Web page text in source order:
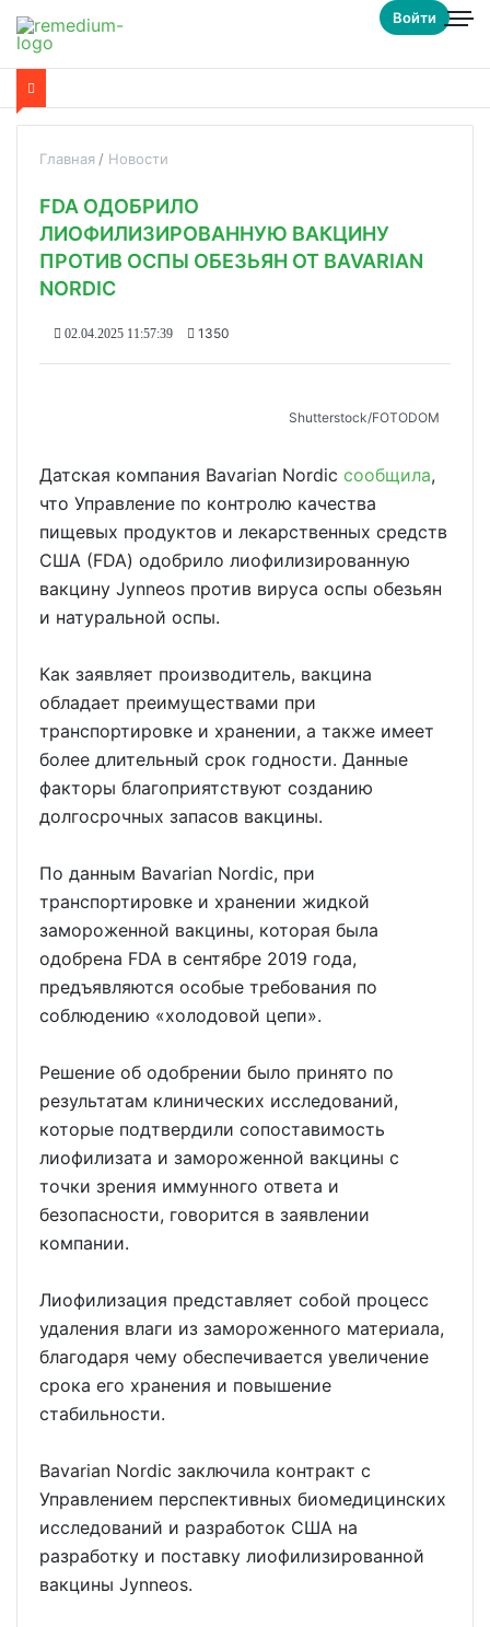
Войти
Главная Новости
FDA ОДОБРИЛО
ЛИОФИЛИЗИРОВАННУЮ ВАКЦИНУ
ПРОТИВ ОСПЫ ОБЕЗЬЯН ОТ BAVARIAN
NORDIC
02.04.2025 11:57:39 1350
Shutterstoсk/FOTODOM
Датская компания Bavarian Nordic сообщила,
что Управление по контролю качества
пищевых продуктов и лекарственных средств
США (FDA) одобрило лиофилизированную
вакцину Jynneos против вируса оспы обезьян
и натуральной оспы.
Как заявляет производитель, вакцина
обладает преимуществами при
транспортировке и хранении, а также имеет
более длительный срок годности. Данные
факторы благоприятствуют созданию
долгосрочных запасов вакцины.
По данным Bavarian Nordic, при
транспортировке и хранении жидкой
замороженной вакцины, которая была
одобрена FDA в сентябре 2019 года,
предъявляются особые требования по
соблюдению «холодовой цепи».
Решение об одобрении было принято по
результатам клинических исследований,
которые подтвердили сопоставимость
лиофилизата и замороженной вакцины с
точки зрения иммунного ответа и
безопасности, говорится в заявлении
компании.
Лиофилизация представляет собой процесс
удаления влаги из замороженного материала,
благодаря чему обеспечивается увеличение
срока его хранения и повышение
стабильности.
Bavarian Nordic заключила контракт с
Управлением перспективных биомедицинских
исследований и разработок США на
разработку и поставку лиофилизированной
вакцины Jynneos.